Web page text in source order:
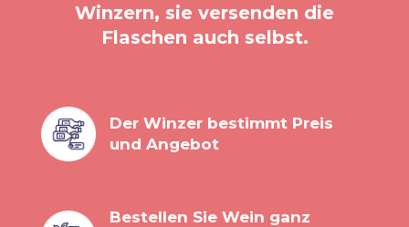
Winzern, sie versenden die
Flaschen auch selbst.
Der Winzer bestimmt Preis
und Angebot
Bestellen Sie Wein ganz